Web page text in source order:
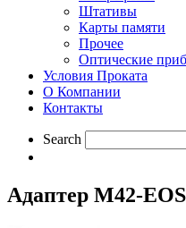
Штативы
Карты памяти
Прочее
Оптические
Условия Проката
О Компании
Контакты
Search
Адаптер М42-